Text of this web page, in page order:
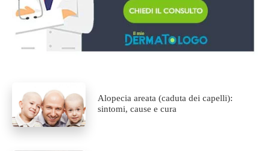
Alopecia areata (caduta dei capelli):
sintomi, cause e cura